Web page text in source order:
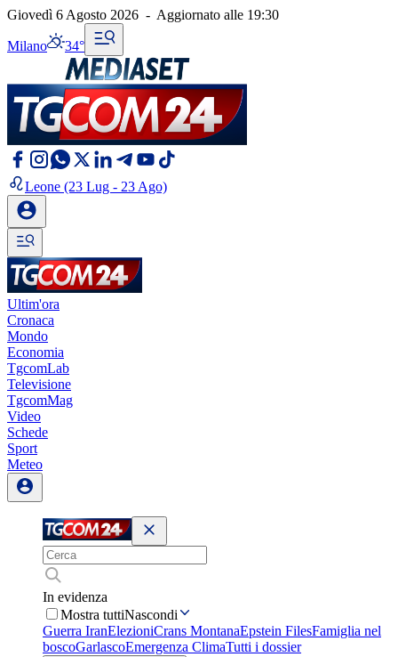
Giovedì 6 Agosto 2026 - Aggiornato alle 19:30
Milano 34°
Leone (23 Lug - 23 Ago)
Ultim'ora
Cronaca
Mondo
Economia
TgcomLab
Televisione
TgcomMag
Video
Schede
Sport
Meteo
In evidenza
Mostra tuttiNascondi
Guerra IranElezioniCrans MontanaEpstein FilesFamiglia nel
boscoGarlascoEmergenza ClimaTutti i dossier